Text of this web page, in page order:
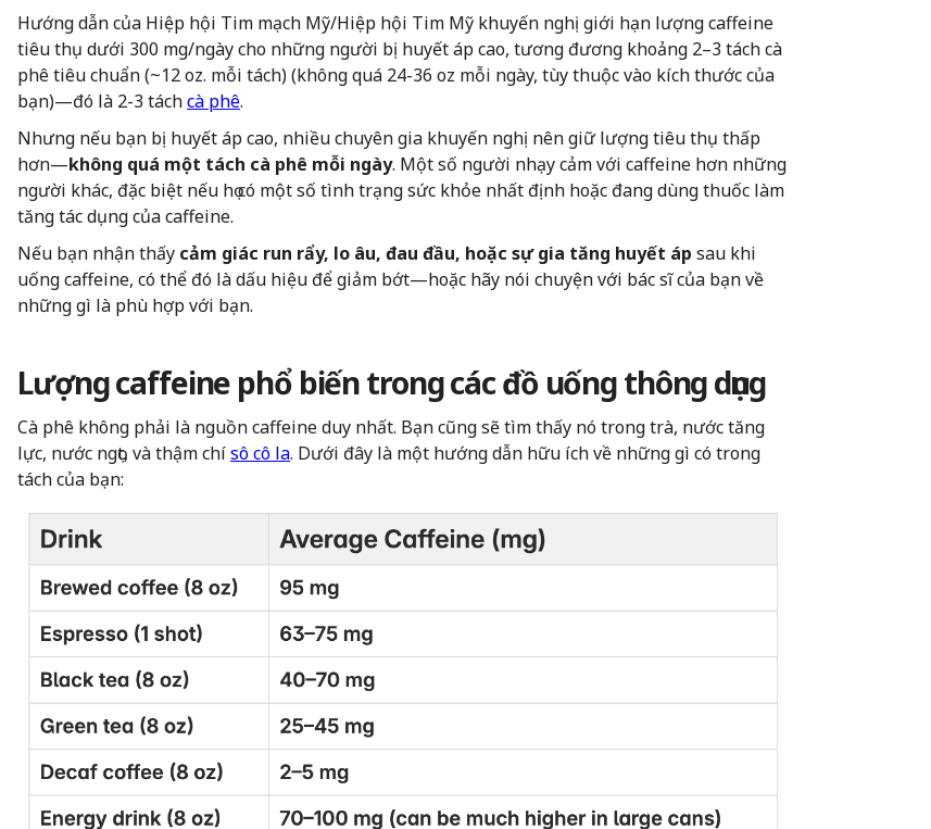
Hướng dẫn của Hiệp hội Tim mạch Mỹ/Hiệp hội Tim Mỹ khuyến nghị giới hạn lượng caffeine
tiêu thụ dưới 300 mg/ngày cho những người bị huyết áp cao, tương đương khoảng 2–3 tách cà
phê tiêu chuẩn (~12 oz. mỗi tách) (không quá 24-36 oz mỗi ngày, tùy thuộc vào kích thước của
bạn)—đó là 2-3 táchcà phê.
Nhưng nếu bạn bị huyết áp cao, nhiều chuyên gia khuyến nghị nên giữ lượng tiêu thụ thấp
hơn—không quá một tách cà phê mỗi ngày. Một số người nhạy cảm với caffeine hơn những
người khác, đặc biệt nếu họ có một số tình trạng sức khỏe nhất định hoặc đang dùng thuốc làm
tăng tác dụng của caffeine.
Nếu bạn nhận thấy cảm giác run rẩy, lo âu, đau đầu, hoặc sự gia tăng huyết áp sau khi
uống caffeine, có thể đó là dấu hiệu để giảm bớt—hoặc hãy nói chuyện với bác sĩ của bạn về
những gì là phù hợp với bạn.
Lượng caffeine phổ biến trong các đồ uống thông dụng
Cà phê không phải là nguồn caffeine duy nhất. Bạn cũng sẽ tìm thấy nó trong trà, nước tăng
lực, nước ngọt, và thậm chísô cô la. Dưới đây là một hướng dẫn hữu ích về những gì có trong
tách của bạn: